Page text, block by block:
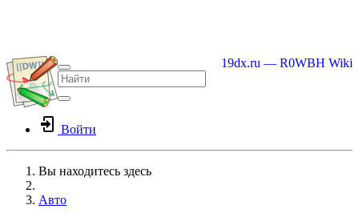
19dx.ru — R0WBH Wiki
Войти
Вы находитесь здесь
Авто